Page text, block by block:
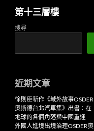
第十三層樓
搜尋
近期文章
徐則臣新作《域外故事OSDER
奧斯德台北汽車集》出書：在
地球的各個角落與中國重逢
外國人進境出境治理OSDER奧